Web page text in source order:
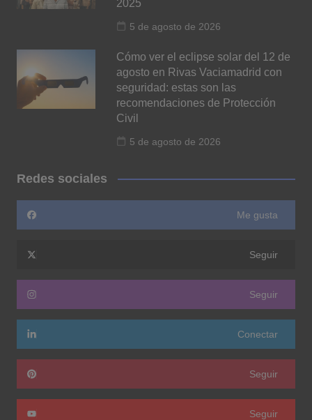
2025
5 de agosto de 2026
Cómo ver el eclipse solar del 12 de
agosto en Rivas Vaciamadrid con
seguridad: estas son las
recomendaciones de Protección
Civil
5 de agosto de 2026
Redes sociales
Me gusta
Seguir
Seguir
Conectar
Seguir
Seguir